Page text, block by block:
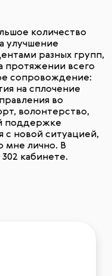
количество
улучшение
разных групп,
протяжении всего
сопровождение:
на сплочение
во
волонтерство,
поддержке
с новой ситуацией,
мне лично. В
кабинете.